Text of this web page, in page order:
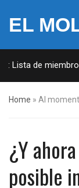
EL
de
Home » Al
¿Y
posible